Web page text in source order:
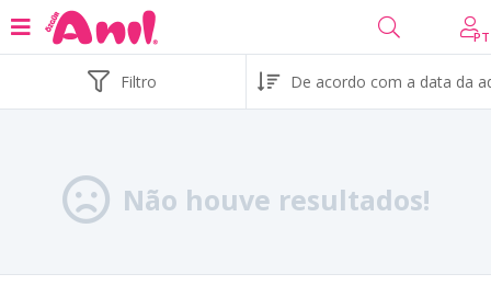
PT
Filtro
Não houve resultados!